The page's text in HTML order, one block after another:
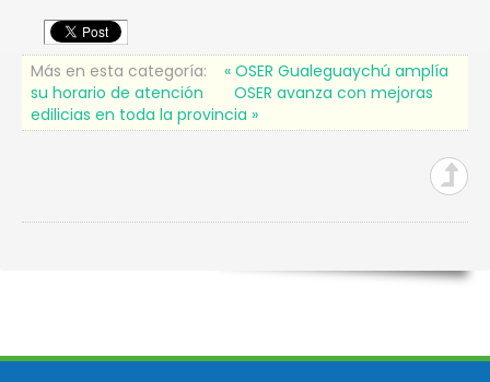
Más en esta categoría:
« OSER Gualeguaychú amplía
su horario de atención
OSER avanza con mejoras
edilicias en toda la provincia »